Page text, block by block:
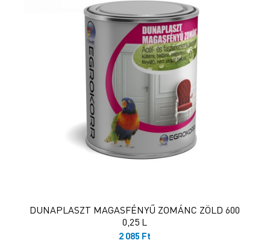
DUNAPLASZT MAGASFÉNYŰ ZOMÁNC ZÖLD 600
0,25 L
2 085 Ft